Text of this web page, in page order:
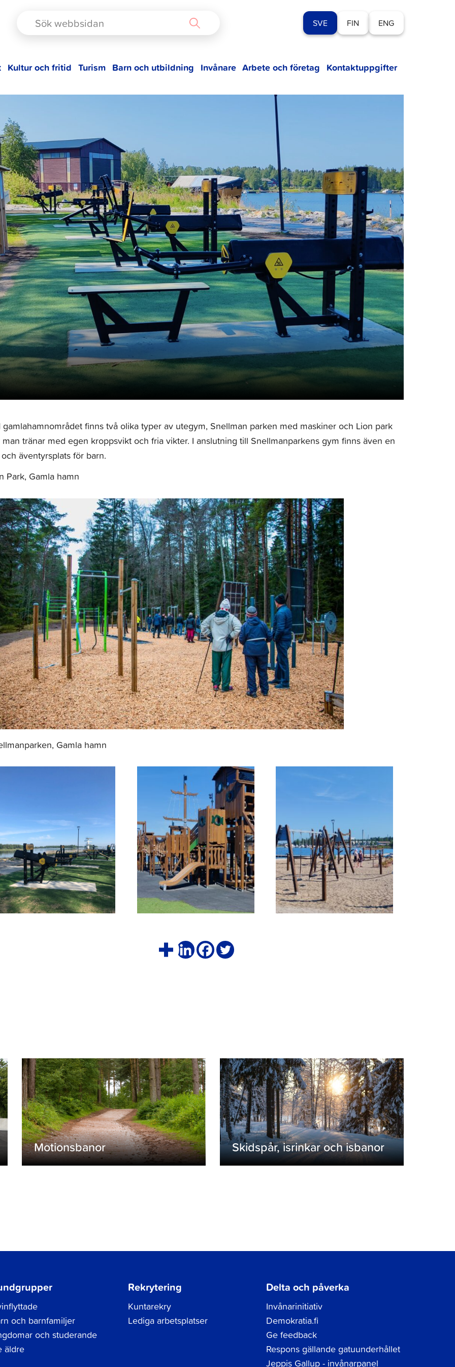
SVE FIN ENG
Kultur och fritid Turism Barn och utbildning Invånare Arbete och företag Kontaktuppgifter
gamlahamnområdet finns två olika typer av utegym, Snellman parken med maskiner och Lion park
man tränar med egen kroppsvikt och fria vikter. I anslutning till Snellmanparkens gym finns även en
äventyrsplats för barn.
Park, Gamla hamn
Gamla hamn
Motionsbanor Skidspår, isrinkar och isbanor
och barnfamiljer
och studerande
äldre
Rekrytering
Kuntarekry
Lediga arbetsplatser
Delta och påverka
Invånarinitiativ
Demokratia.fi
Ge feedback
Respons gällande gatuunderhållet
Jeppis Gallup - invånarpanel